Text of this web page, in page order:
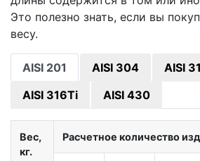
Это полезно знать, если вы
весу.
AISI 201 AISI 304 AISI
AISI 316Ti
AISI 430
Вес,
кг.
Расчетное количество